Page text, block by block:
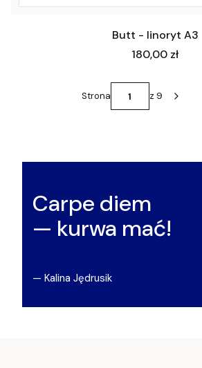
Butt - linoryt A3
Cena
180,00 zł
Strona z 9
Carpe diem
— kurwa mać!
— Kalina Jędrusik